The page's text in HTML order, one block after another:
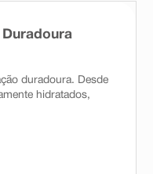
duradoura. Desde
hidratados,